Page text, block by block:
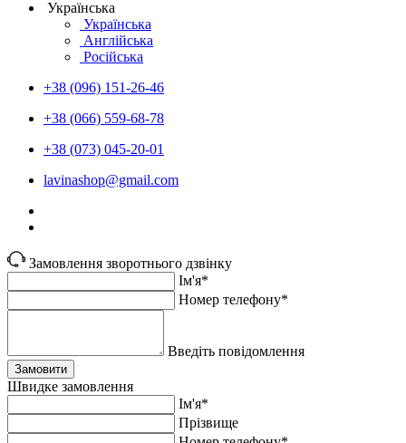
Українська
Українська
Англійська
Російська
+38 (096) 151-26-46
+38 (066) 559-68-78
+38 (073) 045-20-01
lavinashop@gmail.com
Замовлення зворотнього дзвінку
Ім'я*
Номер телефону*
Введіть повідомлення
Замовити
Швидке замовлення
Ім'я*
Прiзвище